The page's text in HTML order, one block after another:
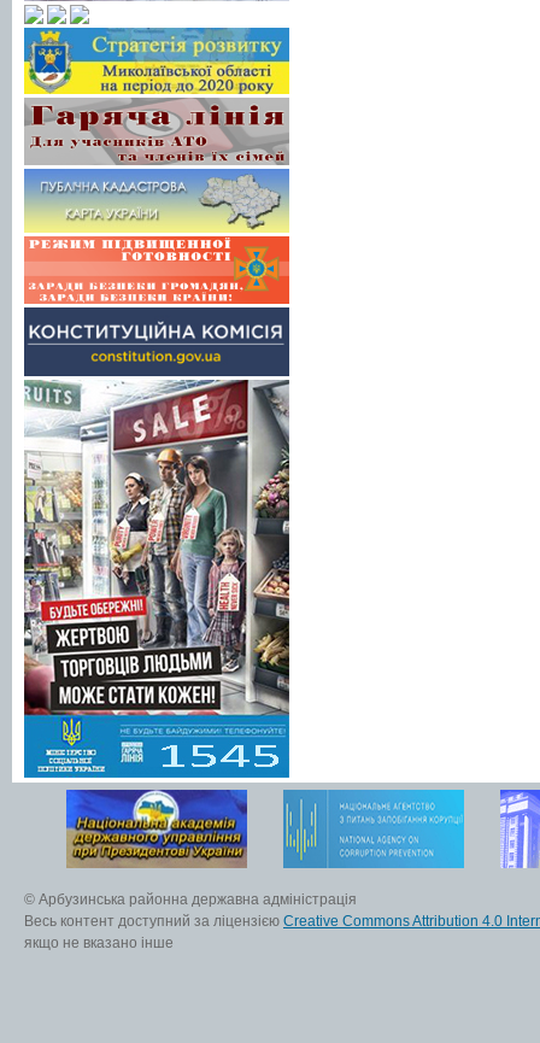
© Арбузинська районна державна адміністрація
Весь контент доступний за ліцензією Creative Commons Attribution 4.0
якщо не вказано інше